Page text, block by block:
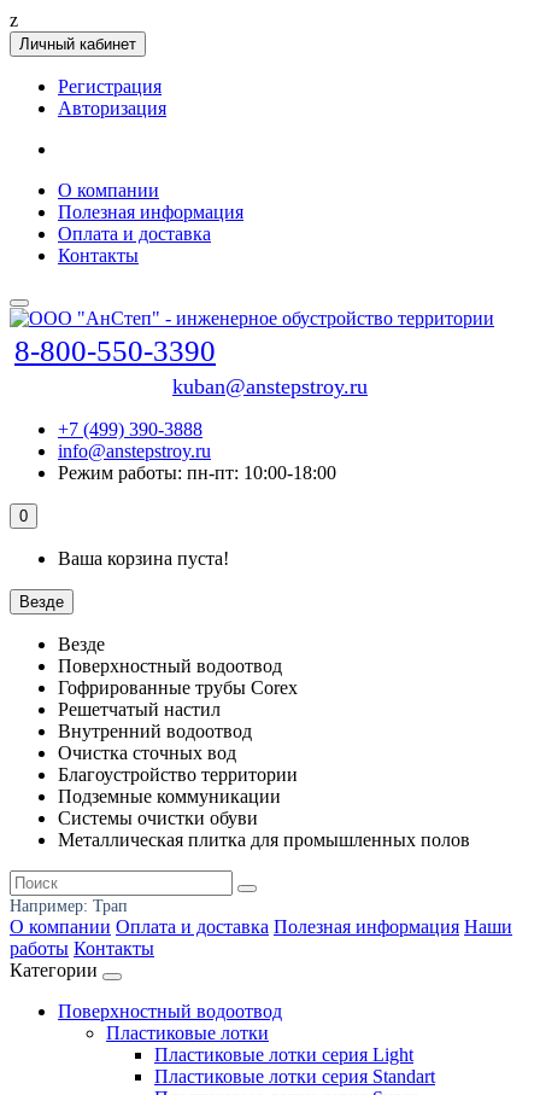
z
Личный кабинет
Регистрация
Авторизация
О компании
Полезная информация
Оплата и доставка
Контакты
8-800-550-3390
kuban@anstepstroy.ru
+7 (499) 390-3888
info@anstepstroy.ru
Режим работы: пн-пт: 10:00-18:00
0
Ваша корзина пуста!
Везде
Везде
Поверхностный водоотвод
Гофрированные трубы Corex
Решетчатый настил
Внутренний водоотвод
Очистка сточных вод
Благоустройство территории
Подземные коммуникации
Системы очистки обуви
Металлическая плитка для промышленных полов
Например: Трап
О компании Оплата и доставка Полезная информация Наши
работы Контакты
Категории
Поверхностный водоотвод
Пластиковые лотки
Пластиковые лотки серия Light
Пластиковые лотки серия Standart